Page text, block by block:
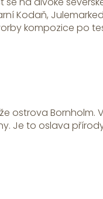
Kodaň,
kompozice po
ostrova Bornholm.
Je to oslava